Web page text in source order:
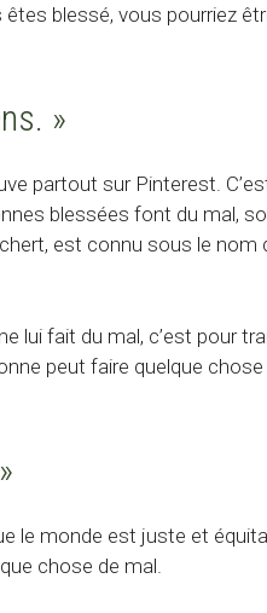
blessé, vous pourriez
»
partout sur Pinterest.
blessées font du mal,
est connu sous le
lui fait du mal, c’est pour
peut faire quelque
le monde est juste et
chose de mal.